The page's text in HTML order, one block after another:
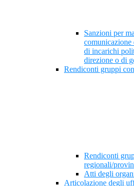
Sanzioni per
comunicazione
di incarichi
direzione o di
Rendiconti gruppi
Rendiconti
regionali/
Atti degli
Articolazione degli